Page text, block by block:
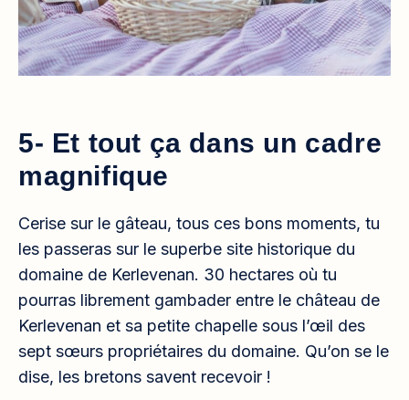
5- Et tout ça dans un cadre
magnifique
Cerise sur le gâteau, tous ces bons moments, tu
les passeras sur le superbe site historique du
domaine de Kerlevenan. 30 hectares où tu
pourras librement gambader entre le château de
Kerlevenan et sa petite chapelle sous l’œil des
sept sœurs propriétaires du domaine. Qu’on se le
dise, les bretons savent recevoir !